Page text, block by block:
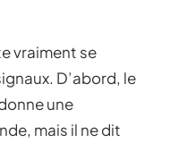
vraiment se
D’abord, le
une
mais il ne dit